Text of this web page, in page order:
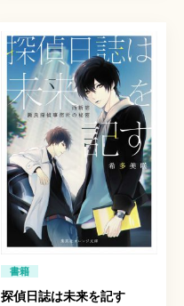
書籍
探偵日誌は未来を記す